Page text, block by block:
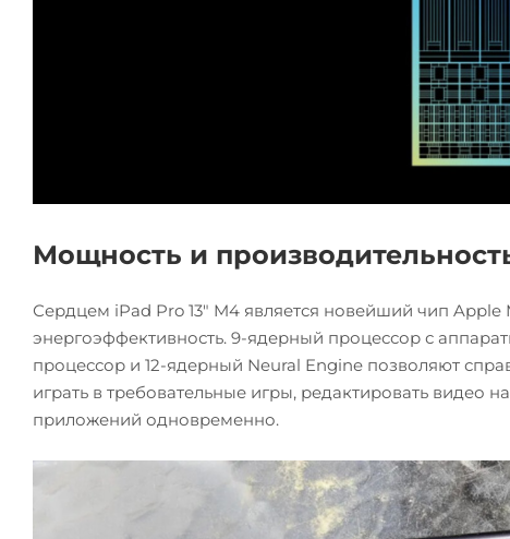
Мощность и
Сердцем iPad Pro 13" M4 является новейший чип
энергоэффективность. 9-ядерный процессор с
процессор и 12-ядерный Neural Engine позволяют
играть в требовательные игры, редактировать видео
приложений одновременно.